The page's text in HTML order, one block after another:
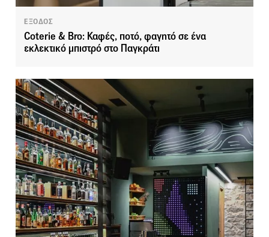
ΕΞΟΔΟΣ
Coterie & Bro: Καφές, ποτό, φαγητό σε ένα
εκλεκτικό μπιστρό στο Παγκράτι